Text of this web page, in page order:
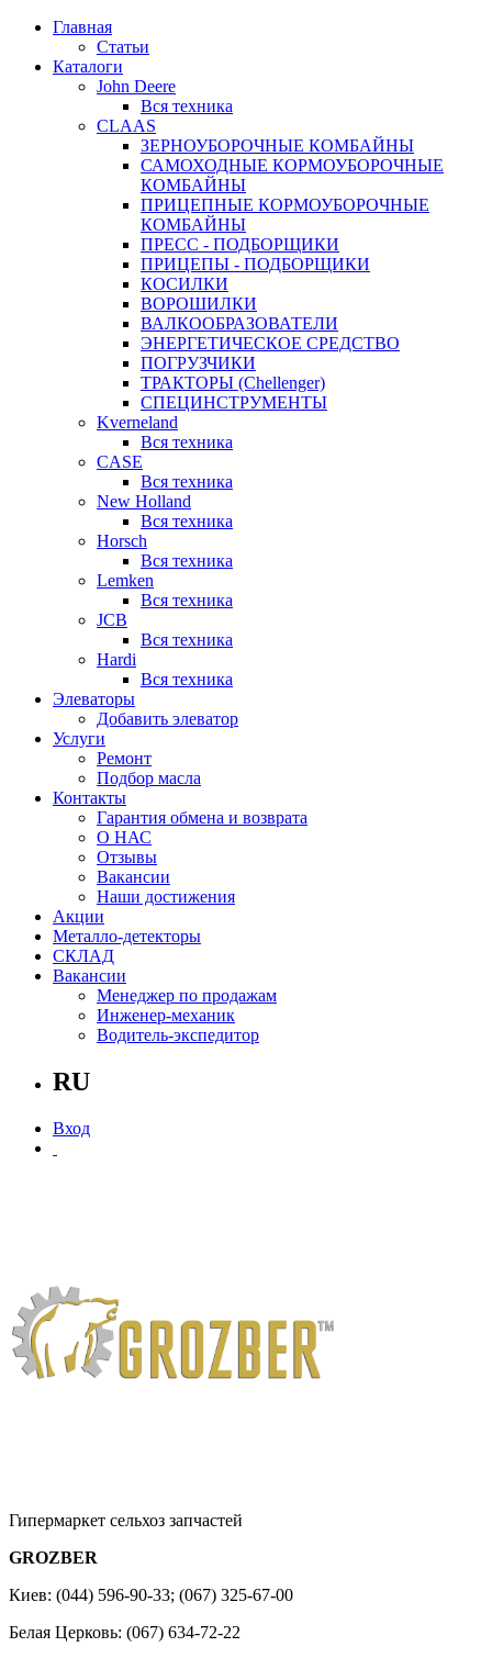
Главная
Статьи
Каталоги
John Deere
Вся техника
CLAAS
ЗЕРНОУБОРОЧНЫЕ КОМБАЙНЫ
САМОХОДНЫЕ КОРМОУБОРОЧНЫЕ
КОМБАЙНЫ
ПРИЦЕПНЫЕ КОРМОУБОРОЧНЫЕ
КОМБАЙНЫ
ПРЕСС - ПОДБОРЩИКИ
ПРИЦЕПЫ - ПОДБОРЩИКИ
КОСИЛКИ
ВОРОШИЛКИ
ВАЛКООБРАЗОВАТЕЛИ
ЭНЕРГЕТИЧЕСКОЕ СРЕДСТВО
ПОГРУЗЧИКИ
ТРАКТОРЫ (Chellenger)
СПЕЦИНСТРУМЕНТЫ
Kverneland
Вся техника
CASE
Вся техника
New Holland
Вся техника
Horsch
Вся техника
Lemken
Вся техника
JCB
Вся техника
Hardi
Вся техника
Элеваторы
Добавить элеватор
Услуги
Ремонт
Подбор масла
Контакты
Гарантия обмена и возврата
О НАС
Отзывы
Вакансии
Наши достижения
Акции
Металло-детекторы
СКЛАД
Вакансии
Менеджер по продажам
Инженер-механик
Водитель-экспедитор
RU
Вход
Гипермаркет сельхоз запчастей
GROZBER
Киев: (044) 596-90-33; (067) 325-67-00
Белая Церковь: (067) 634-72-22